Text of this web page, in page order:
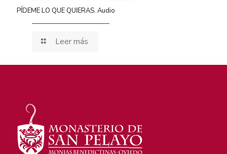
PÍDEME LO QUE QUIERAS. Audio
Leer más